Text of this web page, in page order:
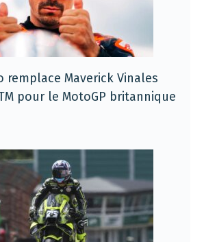
remplace Maverick Vinales
pour le MotoGP britannique